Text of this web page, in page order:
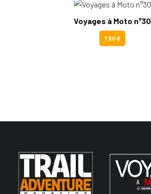
Voyages à Moto n°30
7.90 €